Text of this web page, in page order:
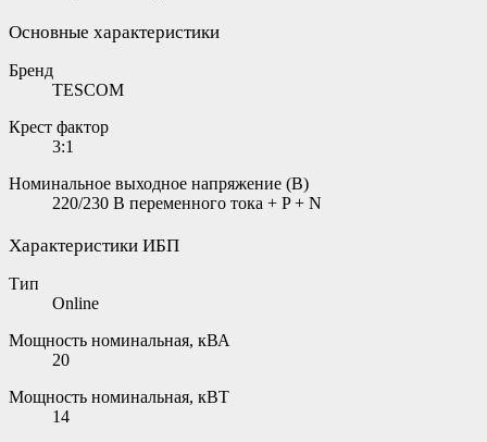
Основные характеристики
Бренд
TESCOM
Крест фактор
3:1
Номинальное выходное напряжение (В)
220/230 В переменного тока + P + N
Характеристики ИБП
Тип
Online
Мощность номинальная, кВА
20
Мощность номинальная, кВТ
14